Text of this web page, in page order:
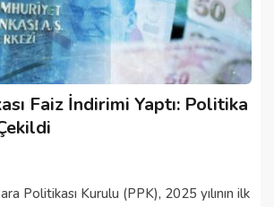
Faiz İndirimi Yaptı: Politika
Politikası Kurulu (PPK), 2025 yılının ilk